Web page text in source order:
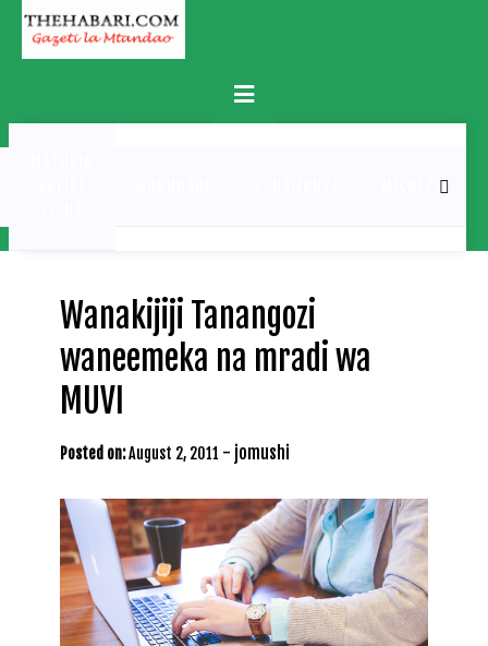
Skip
content
Primary
Menu
MICHEZO
Wanakijiji Tanangozi
waneemeka na mradi wa
MUVI
Posted on:August 2, 2011 - jomushi